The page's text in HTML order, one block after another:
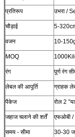
प्रतिरूप उभरा /
चौड़ाई 5-
वजन 10-
MOQ
रंग पूर्ण रंग
लेबल की आपूर्ति ग्राहक
पैकेज रोल 2
जहाज चलाने की शर्तें एफओबी
समय - सीमा 30-30